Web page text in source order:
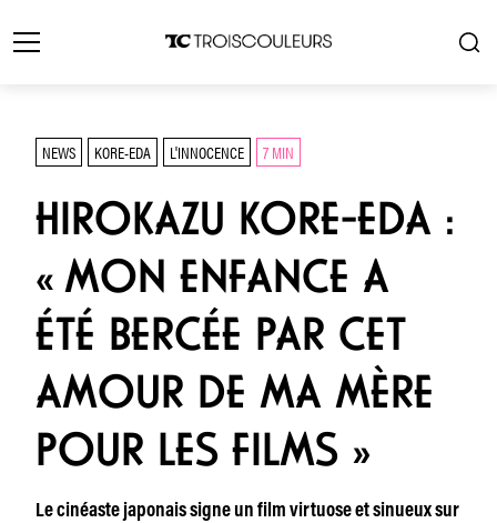
NEWS KORE-EDA L'INNOCENCE 7 MIN
HIROKAZU KORE-EDA :
« MON ENFANCE A
ÉTÉ BERCÉE PAR CET
AMOUR DE MA MÈRE
POUR LES FILMS »
Le cinéaste japonais signe un film virtuose et sinueux sur